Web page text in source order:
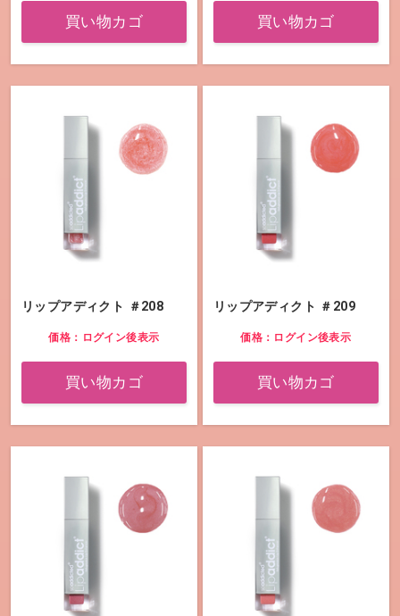
買い物カゴ 買い物カゴ
リップアディクト ＃208
価格：ログイン後表示
買い物カゴ
リップアディクト ＃209
価格：ログイン後表示
買い物カゴ